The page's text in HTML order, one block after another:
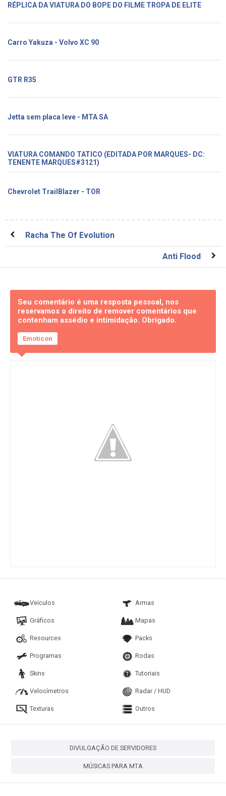
RÉPLICA DA VIATURA DO BOPE DO FILME TROPA DE ELITE
Carro Yakuza - Volvo XC 90
GTR R35
Jetta sem placa leve - MTA SA
VIATURA COMANDO TATICO (EDITADA POR MARQUES- DC:
TENENTE MARQUES#3121)
Chevrolet TrailBlazer - TOR
Racha The Of Evolution
Anti Flood
Seu comentário é uma resposta pessoal, nos
reservamos o direito de remover comentários que
contenham assédio e intimidação. Obrigado.
Emoticon
Veículos Armas
Gráficos Mapas
Resources Packs
Programas Rodas
Skins Tutoriais
Velocímetros Radar / HUD
Texturas Outros
DIVULGAÇÃO DE SERVIDORES
MÚSICAS PARA MTA